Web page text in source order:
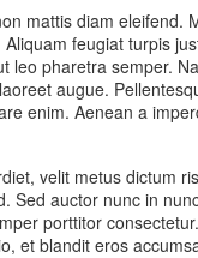
mattis diam
feugiat turpis
leo pharetra semper.
augue.
enim. Aenean a
velit metus dictum
Sed auctor nunc in
porttitor
et blandit eros